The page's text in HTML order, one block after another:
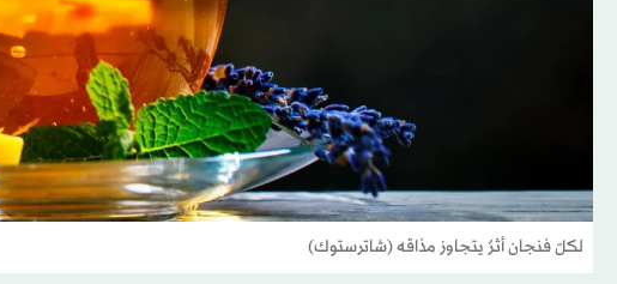
لكلّ فنجان أثرٌ يتجاوز مذاقه (شاترستوك)